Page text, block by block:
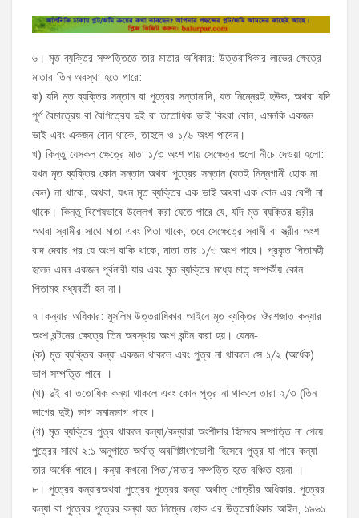
৬। মৃত ব্যক্তির সম্পত্তিতে তার মাতার অধিকার: উত্তরাধিকার লাভের ক্ষেত্রে
মাতার তিন অবস্থা হতে পারে:
ক) যদি মৃত ব্যক্তির সন্তান বা পুত্রের সন্তানাদি, যত নিম্নেরই হউক, অথবা যদি
পূর্ণ বৈমাত্রেয় বা বৈপিত্রেয় দুই বা ততোধিক ভাই কিংবা বোন, এমনকি একজন
ভাই এবং একজন বোন থাকে, তাহলে ও ১/৬ অংশ পাবেন।
খ) কিন্তু যেসকল ক্ষেত্রে মাতা ১/৩ অংশ পায় সেক্ষেত্র গুলো নীচে দেওয়া হলো:
যখন মৃত ব্যক্তির কোন সন্তান অথবা পুত্রের সন্তান (যতই নিম্নগামী হোক না
কেন) না থাকে, অথবা, যখন মৃত ব্যক্তির এক ভাই অথবা এক বোন এর বেশী না
থাকে। কিন্তু বিশেষভাবে উল্লেখ করা যেতে পারে যে, যদি মৃত ব্যক্তির স্ত্রীর
অথবা স্বামীর সাথে মাতা এবং পিতা থাকে, তবে সেক্ষেত্রে স্বামী বা স্ত্রীর অংশ
বাদ দেবার পর যে অংশ বাকি থাকে, মাতা তার ১/৩ অংশ পাবে। প্রকৃত পিতামহী
হলেন এমন একজন পূর্বনারী যার এবং মৃত ব্যক্তির মধ্যে মাতৃ সম্পর্কীয় কোন
পিতামহ মধ্যবর্তী হন না।
৭।কন্যার অধিকার: মুসলিম উত্তরাধিকার আইনে মৃত ব্যক্তির ঔরশজাত কন্যার
অংশ বন্টনের ক্ষেত্রে তিন অবস্থায় অংশ বন্টন করা হয়। যেমন-
(ক) মৃত ব্যক্তির কন্যা একজন থাকলে এবং পুত্র না থাকলে সে ১/২ (অর্ধেক)
ভাগ সম্পত্তি পাবে ।
(খ) দুই বা ততোধিক কন্যা থাকলে এবং কোন পুত্র না থাকলে তারা ২/৩ (তিন
ভাগের দুই) ভাগ সমানভাগ পাবে।
(গ) মৃত ব্যক্তির পুত্র থাকলে কন্যা/কন্যারা অংশীদার হিসেবে সম্পত্তি না পেয়ে
পুত্রের সাথে ২:১ অনুপাতে অর্থাত্ অবশিষ্টাংশভোগী হিসেবে পুত্র যা পাবে কন্যা
তার অর্ধেক পাবে। কন্যা কখনো পিতা/মাতার সম্পত্তি হতে বঞ্চিত হয়না ।
৮। পুত্রের কন্যারঅথবা পুত্রের পুত্রের কন্যা অর্থাত্ পোত্রীর অধিকার: পুত্রের
কন্যা বা পুত্রের পুত্রের কন্যা যত নিম্নের হোক এর উত্তরাধিকার আইন, ১৯৬১